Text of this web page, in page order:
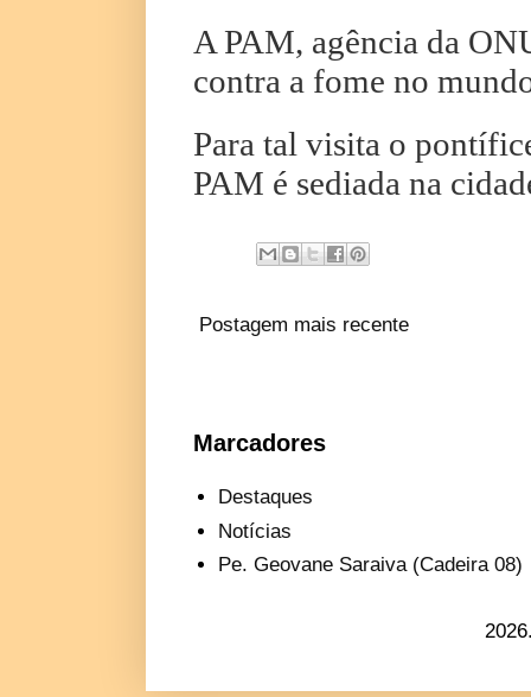
A PAM, agência da
contra a fome no
Para tal visita o
PAM é sediada na
Postagem mais recente
Marcadores
Destaques
Notícias
Pe. Geovane Saraiva (Cadeira 08)